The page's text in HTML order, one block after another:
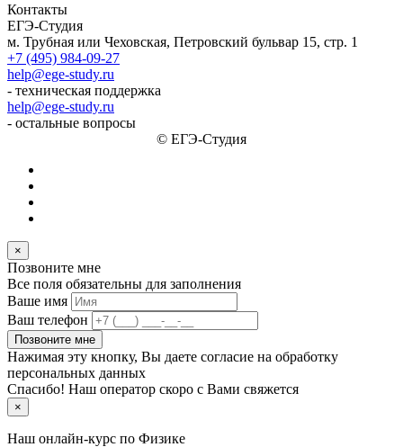
Контакты
ЕГЭ-Студия
м. Трубная или Чеховская, Петровский бульвар 15, стр. 1
+7 (495) 984-09-27
help@ege-study.ru
- техническая поддержка
help@ege-study.ru
- остальные вопросы
© ЕГЭ-Студия
×
Позвоните мне
Все поля обязательны для заполнения
Ваше имя
Ваш телефон
Позвоните мне
Нажимая эту кнопку, Вы даете согласие на обработку
персональных данных
Спасибо! Наш оператор скоро с Вами свяжется
×
Наш онлайн-курс по Физике